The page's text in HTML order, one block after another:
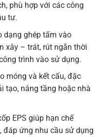
phù hợp với các công
tư.
ghép tấm vào
xây – trát, rút ngắn thời
trình vào sử dụng.
móng và kết cấu, đặc
tạo, nâng tầng hoặc nhà
EPS giúp hạn chế
đáp ứng nhu cầu sử dụng